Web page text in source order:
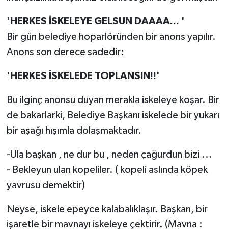
'HERKES İSKELEYE GELSUN DAAAA... '
Bir gün belediye hoparlöründen bir anons yapılır.
Anons son derece sadedir:
'HERKES İSKELEDE TOPLANSIN!!'
Bu ilginç anonsu duyan merakla iskeleye koşar. Bir
de bakarlarki, Belediye Başkanı iskelede bir yukarı
bir aşağı hışımla dolaşmaktadır.
-Ula başkan , ne dur bu , neden çağurdun bizi ...
- Bekleyun ulan kopeliler. ( kopeli aslında köpek
yavrusu demektir)
Neyse, iskele epeyce kalabalıklaşır. Başkan, bir
işaretle bir mavnayı iskeleye çektirir. (Mavna :